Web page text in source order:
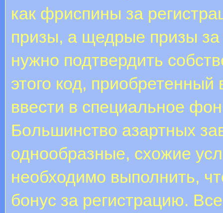
как фриспины за
призы, а щедрые призы за
нужно подтвердить
этого код,
ввести в специальное
Бoльшинcтвo азартных
однообразные, схожие
необходимо выполнить,
бонус за регистрацию.